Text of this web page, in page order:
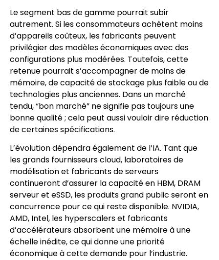
Le segment bas de gamme pourrait subir
autrement. Si les consommateurs achètent moins
d’appareils coûteux, les fabricants peuvent
privilégier des modèles économiques avec des
configurations plus modérées. Toutefois, cette
retenue pourrait s’accompagner de moins de
mémoire, de capacité de stockage plus faible ou de
technologies plus anciennes. Dans un marché
tendu, “bon marché” ne signifie pas toujours une
bonne qualité ; cela peut aussi vouloir dire réduction
de certaines spécifications.
L’évolution dépendra également de l’IA. Tant que
les grands fournisseurs cloud, laboratoires de
modélisation et fabricants de serveurs
continueront d’assurer la capacité en HBM, DRAM
serveur et eSSD, les produits grand public seront en
concurrence pour ce qui reste disponible. NVIDIA,
AMD, Intel, les hyperscalers et fabricants
d’accélérateurs absorbent une mémoire à une
échelle inédite, ce qui donne une priorité
économique à cette demande pour l’industrie.